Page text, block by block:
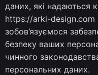
даних, які надаються
https://arki-design.com
зобов’язуємося
безпеку ваших
чинного
персональних даних.